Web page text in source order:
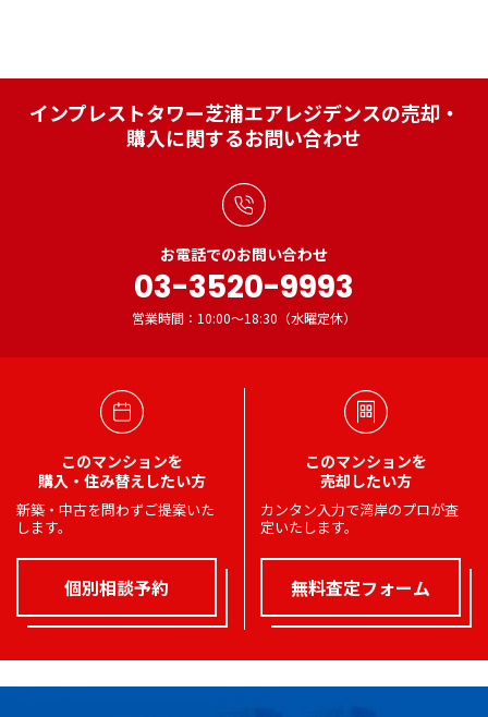
インプレストタワー芝浦エアレジデンスの売却・
購入に関するお問い合わせ
お電話でのお問い合わせ
03-3520-9993
営業時間：10:00～18:30（水曜定休）
このマンションを
購入・住み替えしたい方
新築・中古を問わずご提案いた
します。
個別相談予約
このマンションを
売却したい方
カンタン入力で湾岸のプロが査
定いたします。
無料査定フォーム